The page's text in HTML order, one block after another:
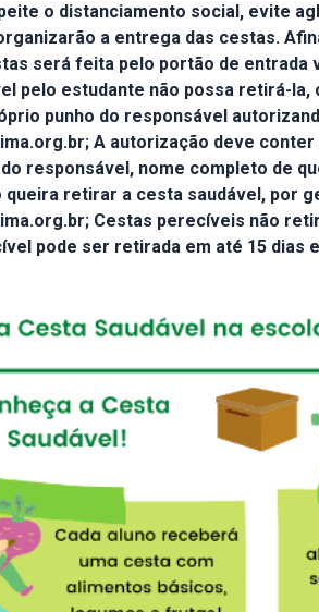
o distanciamento social, evite
a entrega das cestas.
será feita pelo portão de entrada
pelo estudante não possa retirá-
punho do responsável
A autorização deve
responsável, nome completo de
queira retirar a cesta saudável, por
Cestas perecíveis não
pode ser retirada em até 15 dias